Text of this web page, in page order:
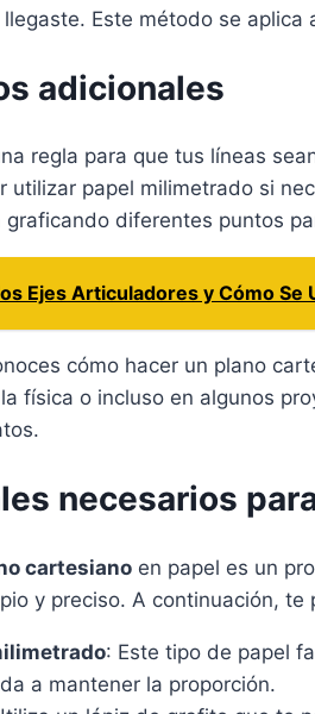
Este método se
adicionales
regla para que tus líneas
utilizar papel milimetrado si
graficando diferentes puntos
Ejes Articuladores y Cómo Se
cómo hacer un plano
física o incluso en algunos
necesarios
cartesiano en papel es un
y preciso. A continuación,
: Este tipo de papel
a mantener la proporción.